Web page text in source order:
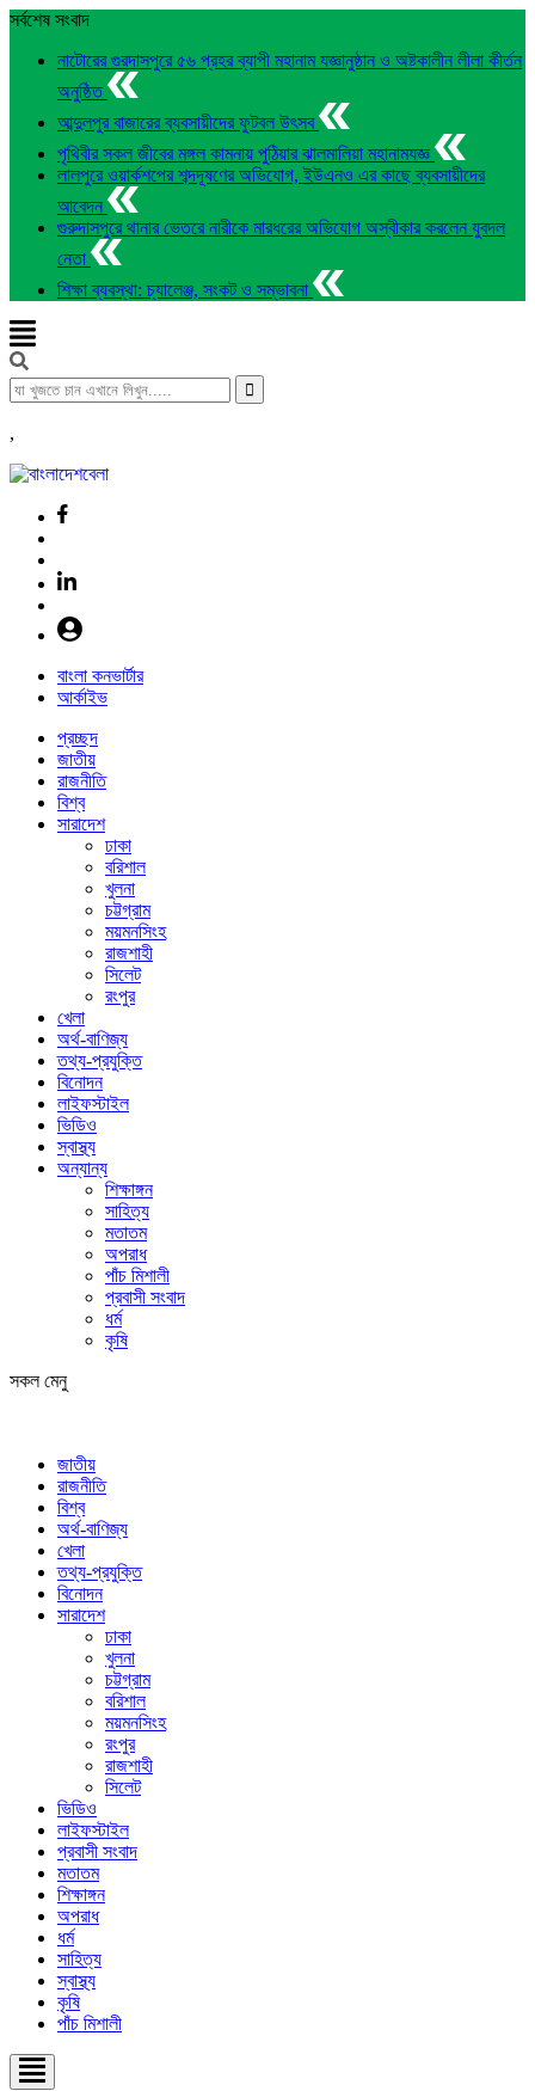
সর্বশেষ সংবাদ
নাটোরের গুরদাসপুরে ৫৬ প্রহর ব্যাপী মহানাম যজ্ঞানুষ্ঠান ও অষ্টকালীন লীলা কীর্তন
অনুষ্ঠিত
আব্দুলপুর বাজারের ব্যবসায়ীদের ফুটবল উৎসব
পৃথিবীর সকল জীবের মঙ্গল কামনায় পুঠিয়ার ঝালমালিয়া মহানামযজ্ঞ
লালপুরে ওয়ার্কশপের শব্দদূষণের অভিযোগ, ইউএনও এর কাছে ব্যবসায়ীদের
আবেদন
গুরুদাসপুরে থানার ভেতরে নারীকে মারধরের অভিযোগ অস্বীকার করলেন যুবদল
নেতা
শিক্ষা ব্যবস্থা: চ্যালেঞ্জ, সংকট ও সম্ভাবনা
,
বাংলা কনভার্টার
আর্কাইভ
প্রচ্ছদ
জাতীয়
রাজনীতি
বিশ্ব
সারাদেশ
ঢাকা
বরিশাল
খুলনা
চট্টগ্রাম
ময়মনসিংহ
রাজশাহী
সিলেট
রংপুর
খেলা
অর্থ-বাণিজ্য
তথ্য-প্রযুক্তি
বিনোদন
লাইফস্টাইল
ভিডিও
স্বাস্থ্য
অন্যান্য
শিক্ষাঙ্গন
সাহিত্য
মতাতম
অপরাধ
পাঁচ মিশালী
প্রবাসী সংবাদ
ধর্ম
কৃষি
সকল মেনু
জাতীয়
রাজনীতি
বিশ্ব
অর্থ-বাণিজ্য
খেলা
তথ্য-প্রযুক্তি
বিনোদন
সারাদেশ
ঢাকা
খুলনা
চট্টগ্রাম
বরিশাল
ময়মনসিংহ
রংপুর
রাজশাহী
সিলেট
ভিডিও
লাইফস্টাইল
প্রবাসী সংবাদ
মতাতম
শিক্ষাঙ্গন
অপরাধ
ধর্ম
সাহিত্য
স্বাস্থ্য
কৃষি
পাঁচ মিশালী